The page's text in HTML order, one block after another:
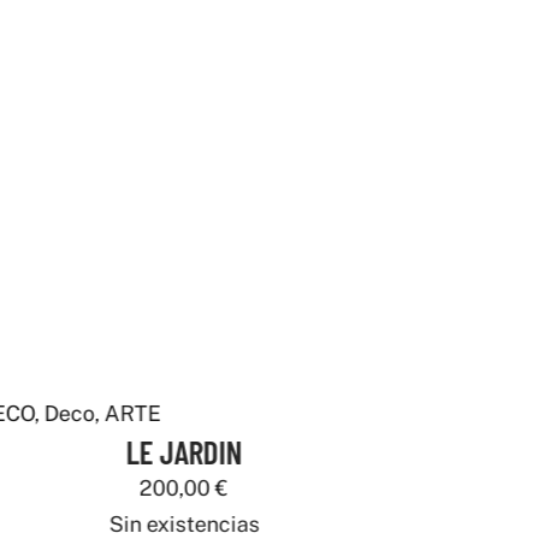
, Deco, ARTE
LE JARDIN
200,00€
Sin existencias